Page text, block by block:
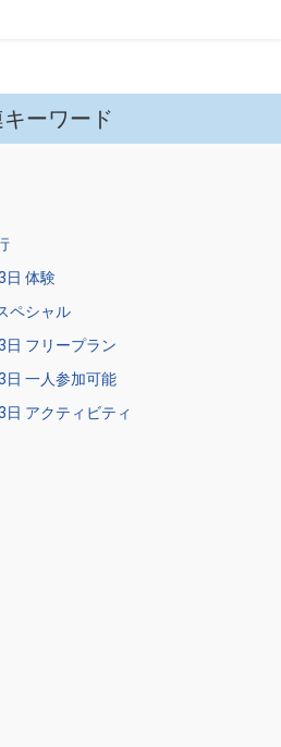
キーワード
日 体験
ペシャル
日 フリープラン
日 一人参加可能
アクティビティ